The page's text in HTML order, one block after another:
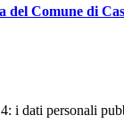
del Comune di
i dati personali